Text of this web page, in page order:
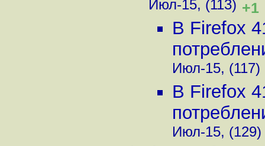
Июл-15, (113) +1
В Firefox
Июл-15, (117)
В Firefox
Июл-15, (129)